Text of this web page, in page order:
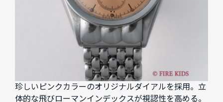
珍しいピンクカラーのオリジナルダイアルを採用。立
体的な飛びローマンインデックスが視認性を高める。